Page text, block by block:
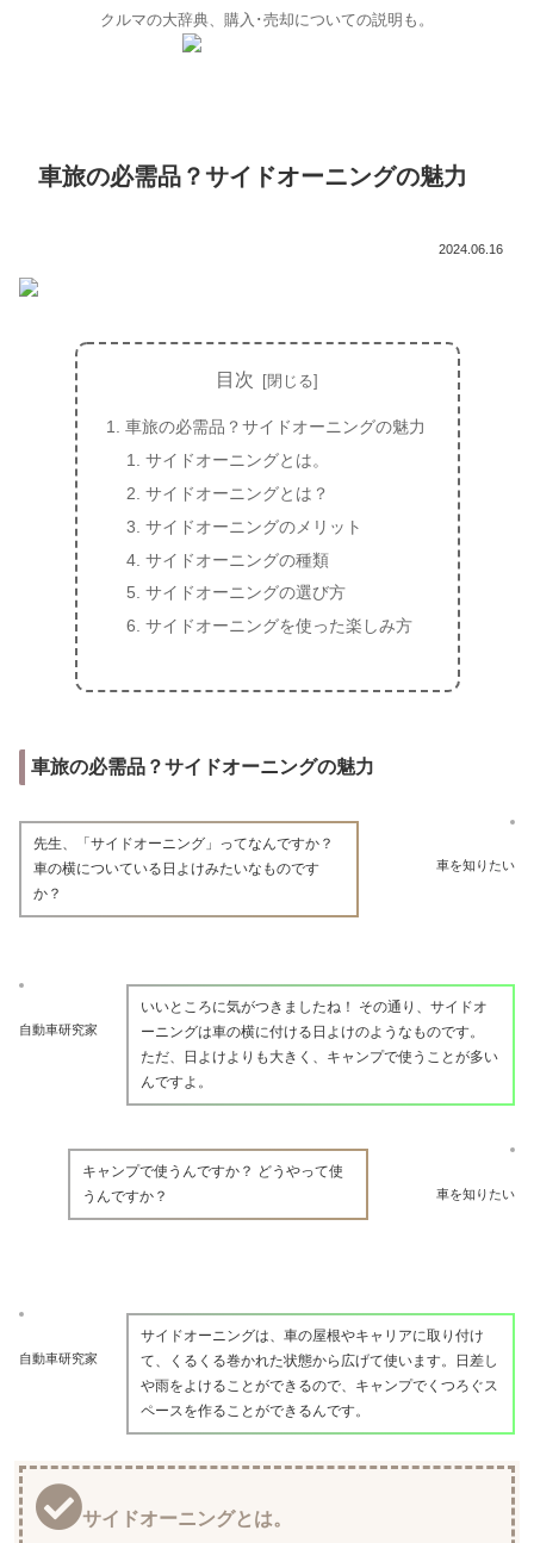
クルマの大辞典、購入･売却についての説明も。
車旅の必需品？サイドオーニングの魅力
2024.06.16
目次
車旅の必需品？サイドオーニングの魅力
サイドオーニングとは。
サイドオーニングとは？
サイドオーニングのメリット
サイドオーニングの種類
サイドオーニングの選び方
サイドオーニングを使った楽しみ方
車旅の必需品？サイドオーニングの魅力
車を知りたい
先生、「サイドオーニング」ってなんですか？
車の横についている日よけみたいなものです
か？
自動車研究家
いいところに気がつきましたね！ その通り、サイドオ
ーニングは車の横に付ける日よけのようなものです。
ただ、日よけよりも大きく、キャンプで使うことが多い
んですよ。
車を知りたい
キャンプで使うんですか？ どうやって使
うんですか？
自動車研究家
サイドオーニングは、車の屋根やキャリアに取り付け
て、くるくる巻かれた状態から広げて使います。日差し
や雨をよけることができるので、キャンプでくつろぐス
ペースを作ることができるんです。
サイドオーニングとは。